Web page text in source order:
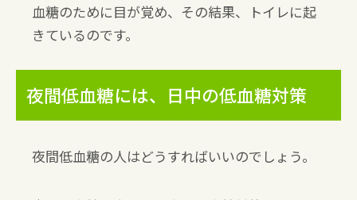
血糖のために目が覚め、その結果、トイレに起
きているのです。
夜間低血糖には、日中の低血糖対策
夜間低血糖の人はどうすればいいのでしょう。